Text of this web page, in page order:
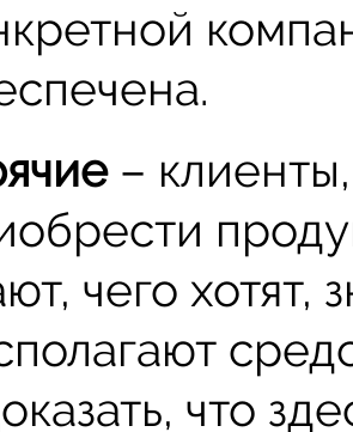
–
чего хотят,
что